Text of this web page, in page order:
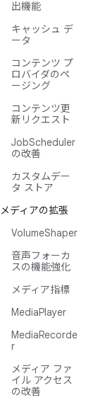
出機能
キャッシュ デ
ータ
コンテンツ プ
ロバイダのペ
ージング
コンテンツ更
新リクエスト
JobScheduler
の改善
カスタムデー
タ ストア
メディアの拡張
VolumeShaper
音声フォーカ
スの機能強化
メディア指標
MediaPlayer
MediaRecorde
r
メディア ファ
イル アクセス
の改善